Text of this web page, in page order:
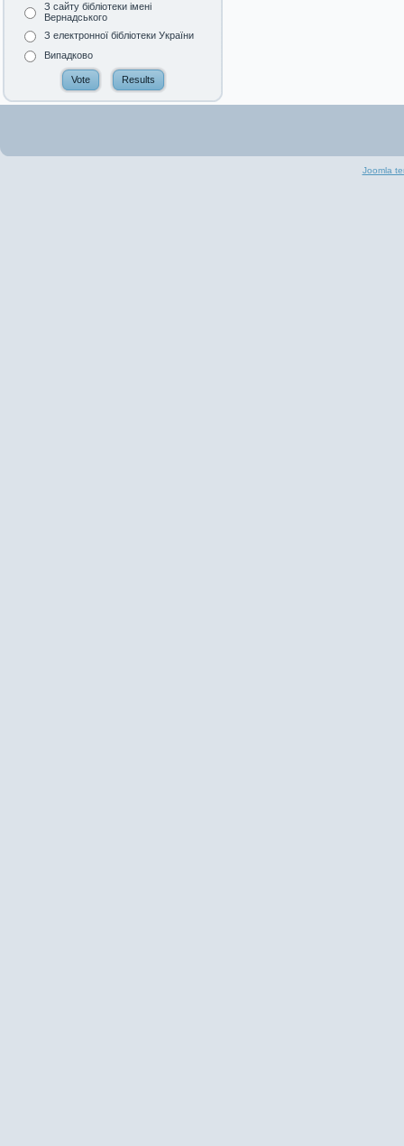
З сайту бібліотеки імені
Вернадського
З електронної бібліотеки України
Випадково
Joomla